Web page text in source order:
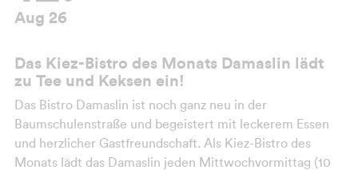
Aug 26
Das Kiez-Bistro des Monats Damaslin lädt
zu Tee und Keksen ein!
Das Bistro Damaslin ist noch ganz neu in der
Baumschulenstraße und begeistert mit leckerem Essen
und herzlicher Gastfreundschaft. Als Kiez-Bistro des
Monats lädt das Damaslin jeden Mittwochvormittag (10